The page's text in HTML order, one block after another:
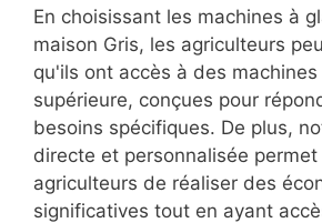
En choisissant les machines à
maison Gris, les agriculteurs
qu'ils ont accès à des
supérieure, conçues pour
besoins spécifiques. De plus,
directe et personnalisée permet
agriculteurs de réaliser des
significatives tout en ayant